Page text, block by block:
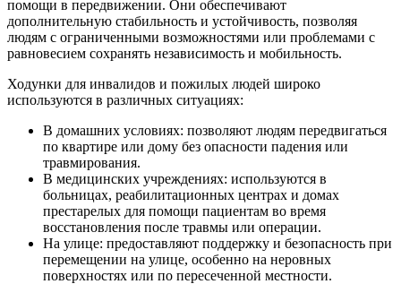
помощи в передвижении. Они обеспечивают
дополнительную стабильность и устойчивость, позволяя
людям с ограниченными возможностями или проблемами с
равновесием сохранять независимость и мобильность.
Ходунки для инвалидов и пожилых людей широко
используются в различных ситуациях:
В домашних условиях: позволяют людям передвигаться
по квартире или дому без опасности падения или
травмирования.
В медицинских учреждениях: используются в
больницах, реабилитационных центрах и домах
престарелых для помощи пациентам во время
восстановления после травмы или операции.
На улице: предоставляют поддержку и безопасность при
перемещении на улице, особенно на неровных
поверхностях или по пересеченной местности.